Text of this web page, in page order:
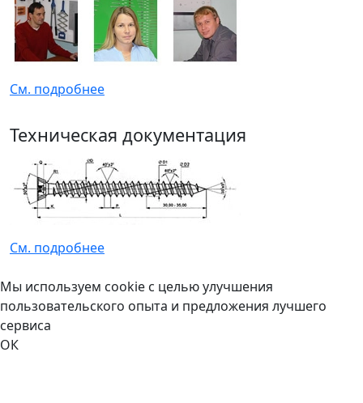
См. подробнее
Техническая документация
См. подробнее
Мы используем cookie с целью улучшения
пользовательского опыта и предложения лучшего
сервиса
ОК